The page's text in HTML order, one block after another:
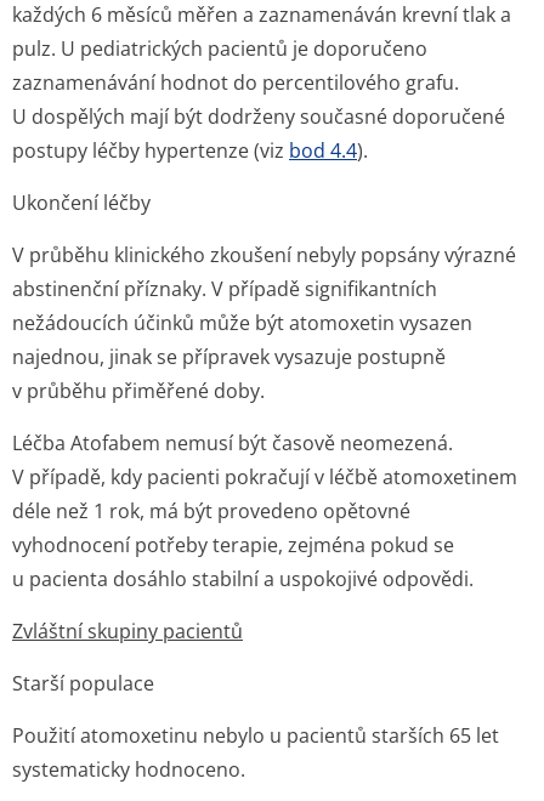
každých 6 měsíců měřen a zaznamenáván krevní tlak a
pulz. U pediatrických pacientů je doporučeno
zaznamenávání hodnot do percentilového grafu.
U dospělých mají být dodrženy současné doporučené
postupy léčby hypertenze (viz bod 4.4).
Ukončení léčby
V průběhu klinického zkoušení nebyly popsány výrazné
abstinenční příznaky. V případě signifikantních
nežádoucích účinků může být atomoxetin vysazen
najednou, jinak se přípravek vysazuje postupně
v průběhu přiměřené doby.
Léčba Atofabem nemusí být časově neomezená.
V případě, kdy pacienti pokračují v léčbě atomoxetinem
déle než 1 rok, má být provedeno opětovné
vyhodnocení potřeby terapie, zejména pokud se
u pacienta dosáhlo stabilní a uspokojivé odpovědi.
Zvláštní skupiny pacientů
Starší populace
Použití atomoxetinu nebylo u pacientů starších 65 let
systematicky hodnoceno.